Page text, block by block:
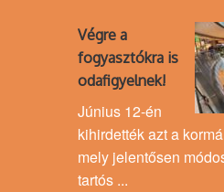
Végre a
fogyasztókra is
odafigyelnek!
Június 12-én
kihirdették azt a
mely jelentősen
tartós ...